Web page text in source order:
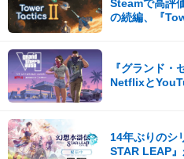
Steamで高評
の続編、『
『グランド・
Netflixと
14年ぶりのシ
STAR LEAP』